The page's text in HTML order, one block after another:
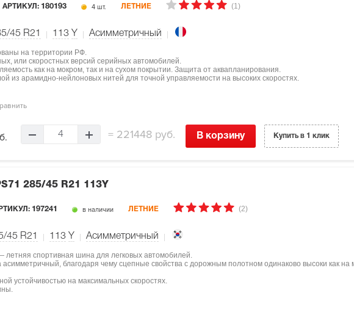
АРТИКУЛ: 180193 4 шт. ЛЕТНИЕ (1)
45 R21 113 Y Асимметричный
на территории РФ.
или скоростных версий серийных автомобилей.
как на мокром, так и на сухом покрытии. Защита от аквапланирования.
из арамидно-нейлоновых нитей для точной управляемости на высоких скоростях.
4 =221448 руб. В корзину Купить в 1 клик
285/45 R21 113Y
197241 в наличии ЛЕТНИЕ (2)
45 R21 113 Y Асимметричный
летняя спортивная шина для легковых автомобилей.
асимметричный, благодаря чему сцепные свойства с дорожным полотном одинаково высоки как на
устойчивостью на максимальных скоростях.